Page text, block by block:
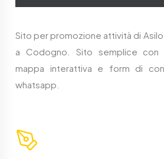
Sito per promozione attività di
a Codogno. Sito semplice con
mappa interattiva e form di
whatsapp.